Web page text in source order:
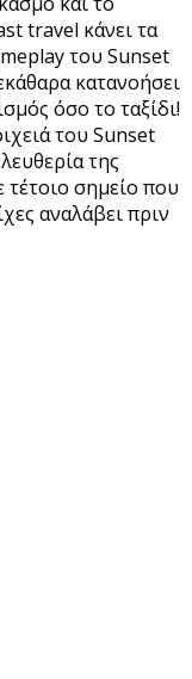
travel κάνει τα
του Sunset
κατανοήσει
όσο το ταξίδι!
του Sunset
της
τέτοιο σημείο που
αναλάβει πριν